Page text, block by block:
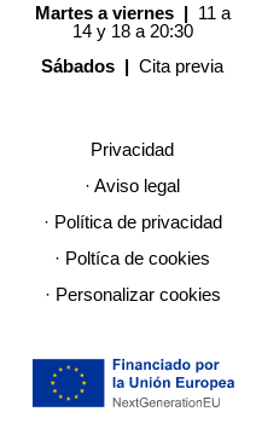
Martes a viernes | 11 a
14 y 18 a 20:30
Sábados |Cita previa
Privacidad
· Aviso legal
· Política de privacidad
· Poltíca de cookies
· Personalizar cookies